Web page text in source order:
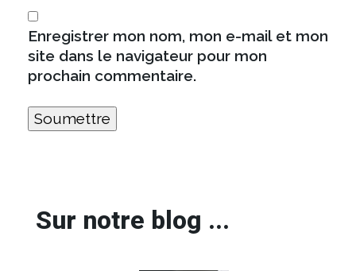
Enregistrer mon nom, mon e-mail et mon
site dans le navigateur pour mon
prochain commentaire.
Sur notre blog ...